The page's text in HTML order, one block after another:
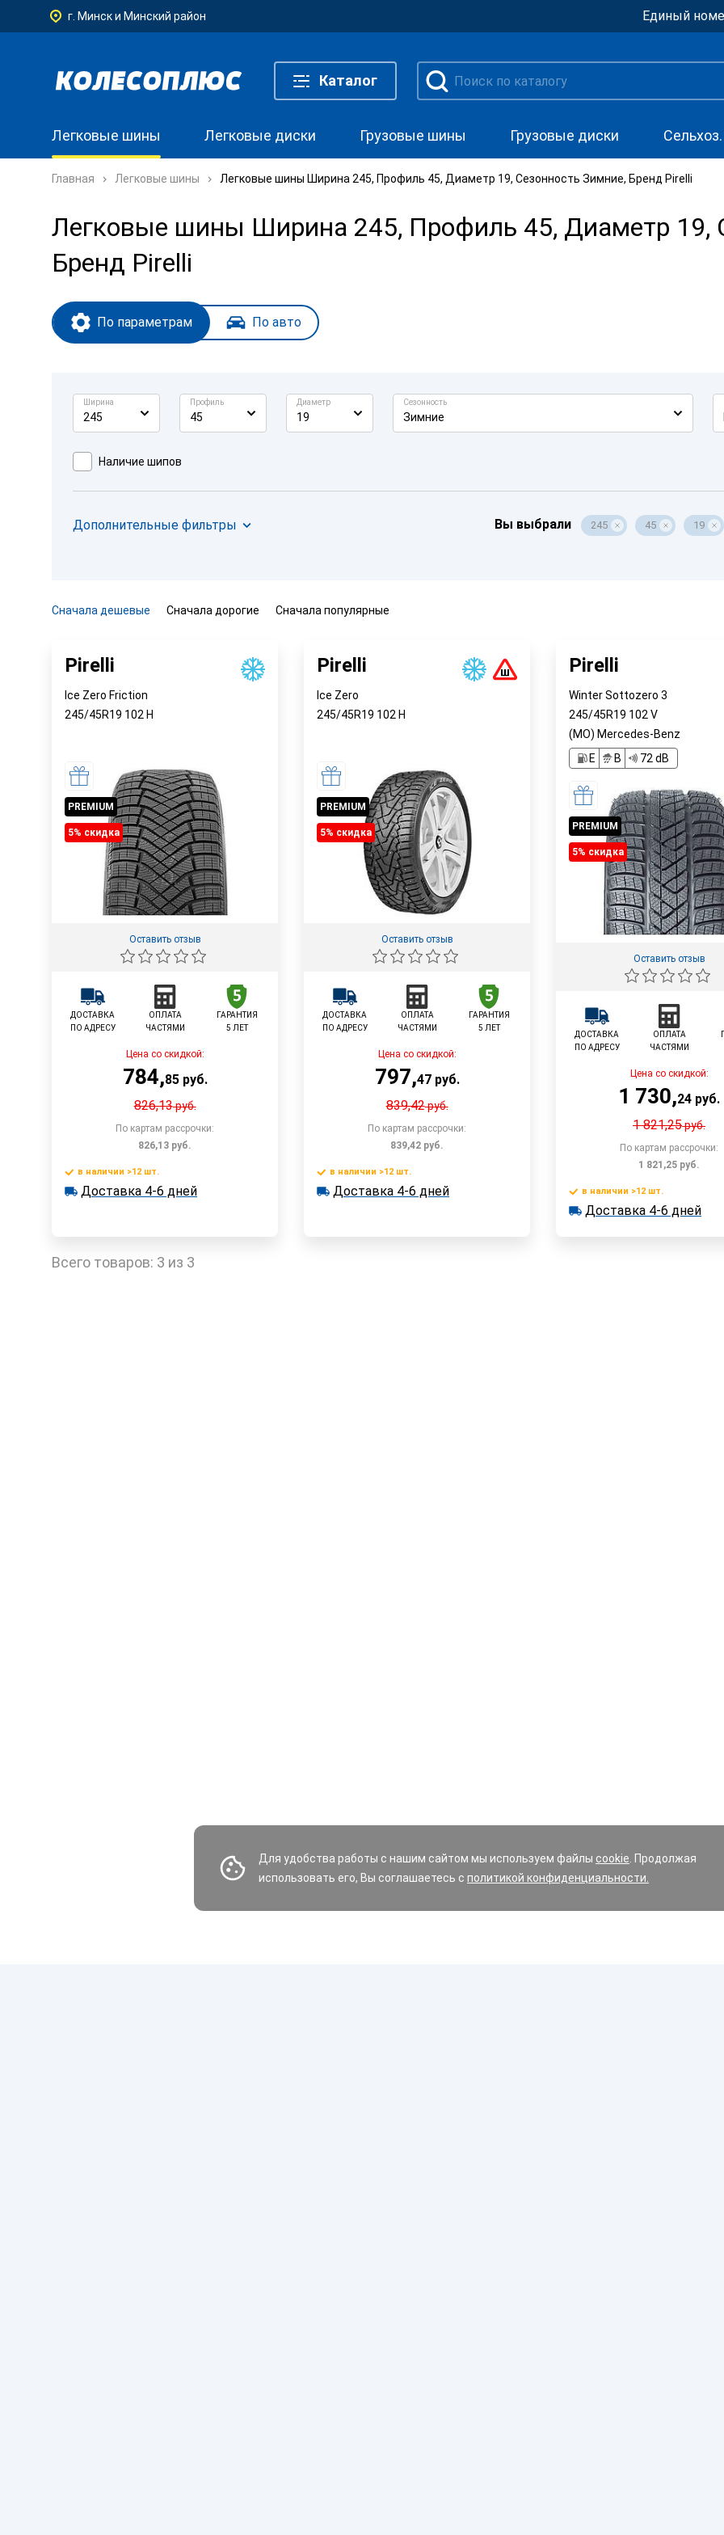
Для удобства работы с нашим сайтом мы используем файлы cookie . Продолжая
использовать его, Вы соглашаетесь с политикой конфиденциальности.
г. Минск и Минский район Единый
Каталог
Легковые шины Легковые диски Грузовые шины Грузовые диски
Главная Легковые шины Легковые шины Ширина 245, Профиль 45, Диаметр 19, Сезонность Зимние, Бренд Pirelli
Легковые шины Ширина 245, Профиль 45, Диаметр 19,
Бренд Pirelli
По параметрам По авто
Ширина
245
Профиль
45
Диаметр
19
Сезонность
Зимние
Наличие шипов
Дополнительные фильтры Вы выбрали 245 45 19
Сначала дешевые Сначала дорогие Сначала популярные
Pirelli
Ice Zero Friction
245/45R19 102 H
PREMIUM
5% cкидка
Оставить отзыв
ДОСТАВКА
ПО АДРЕСУ
ОПЛАТА
ЧАСТЯМИ
ГАРАНТИЯ
5 ЛЕТ
Цена со скидкой:
784,85руб.
826,13руб.
По картам рассрочки:
826,13 руб.
В корзину
в наличии >12 шт.
в наличии >12 шт.
Доставка 4-6 дней
Pirelli
Ice Zero
245/45R19 102 H
PREMIUM
5% cкидка
Оставить отзыв
ДОСТАВКА
ПО АДРЕСУ
ОПЛАТА
ЧАСТЯМИ
ГАРАНТИЯ
5 ЛЕТ
Цена со скидкой:
797,47руб.
839,42руб.
По картам рассрочки:
839,42 руб.
В корзину
в наличии >12 шт.
в наличии >12 шт.
Доставка 4-6 дней
Pirelli
Winter Sottozero 3
245/45R19 102 V
(MO) Mercedes-Benz
E
B 72 dB
PREMIUM
5% cкидка
Оставить отзыв
ДОСТАВКА
ПО АДРЕСУ
ОПЛАТА
ЧАСТЯМИ
Цена со скидкой:
1 730,24 руб.
1 821,25руб.
По картам рассрочки:
1 821,25 руб.
В
в наличии >12 шт.
в наличии >12 шт.
Доставка 4-6 дней
Всего товаров: 3 из 3